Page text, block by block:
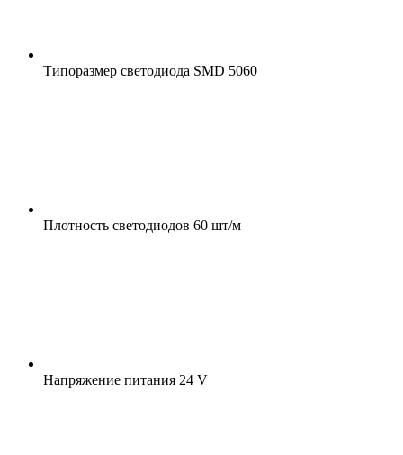
Типоразмер светодиода SMD 5060
Плотность светодиодов 60 шт/м
Напряжение питания 24 V